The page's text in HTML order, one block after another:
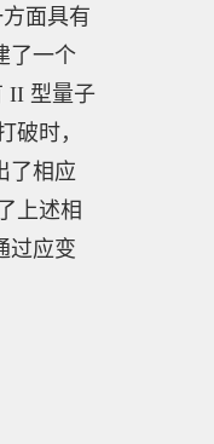
面具有
了一个
II 型量子
破时，
了相应
上述相
过应变